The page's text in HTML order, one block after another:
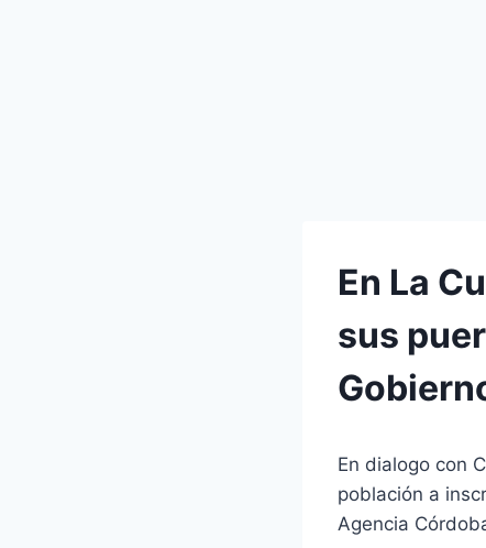
En La
sus
En dialogo con
población a
Agencia